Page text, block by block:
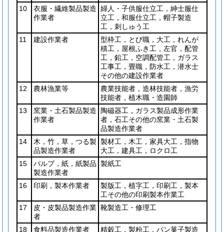
10
衣服・繊維製品製造
作業者
婦人・子供服仕立工，紳士服仕
立工，和服仕立工，帽子製造
工，刺しゅう工
11
建設作業者
型枠工，とび職，大工，れんが
積工，屋根ふき工，左官，配管
工，鉛工，空調配管工，ガラス
工事工，畳職，防水工，潜水士
その他の建設作業者
12
農林漁業等
農業技能者，造林技能者，漁労
技能者，植木職・造園師
13
窯業・土石製品製造
作業者
陶磁器工，ガラス製品成形作業
者，石工その他の窯業・土石製
品製造作業者
14
木，竹，草，つる製
品製造作業者
製材工，木工，家具大工，指物
大工，建具工，ロクロ工
15
パルプ，紙，紙製品
製造作業者
製紙工
16 印刷，製本作業者
製版工，植字工，印刷工，製本
工その他の印刷製本作業工
17
皮・皮製品製造作業
者
靴製造工・修理工
18 食料品製造作業者 精穀工，製粉工，パン菓子製造